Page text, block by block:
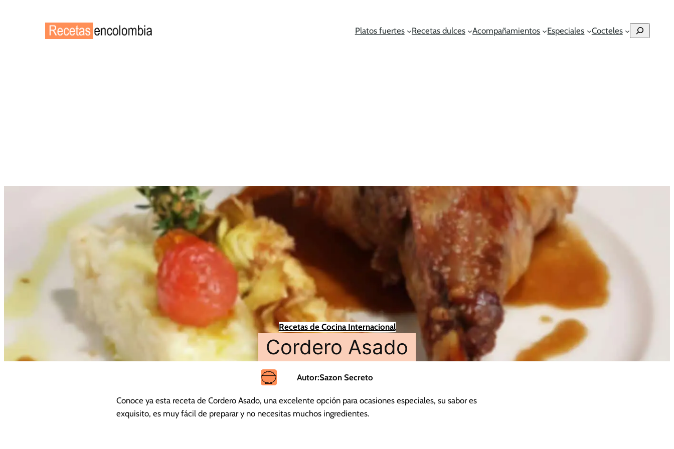
Platos fuertes Recetas dulces Acompañamientos Especiales Cocteles Buscar
Recetas de Cocina Internacional
Cordero Asado
Autor:Sazon Secreto
Conoce ya esta receta de Cordero Asado, una excelente opción para ocasiones especiales, su sabor es
exquisito, es muy fácil de preparar y no necesitas muchos ingredientes.